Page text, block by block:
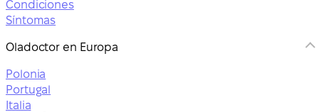
Condiciones
Síntomas
Oladoctor en Europa
Polonia
Portugal
Italia